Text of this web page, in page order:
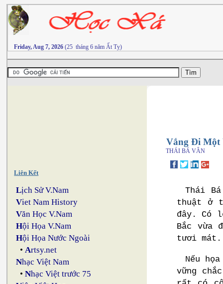
Friday, Aug 7, 2026 (25 tháng 6 năm Ất Tỵ)
Liên Kết
Lịch Sử V.Nam
Viet Nam History
Văn Học V.Nam
Hội Họa V.Nam
Hội Họa Nước Ngoài
•Artsy.net
Nhạc Việt Nam
•Nhạc Việt trước 75
Vắng Đi Một
THÁI BÁ VÂN
Thái
thuật ở
đây. Có
Bắc vừa
tươi mát.
Nếu
vững